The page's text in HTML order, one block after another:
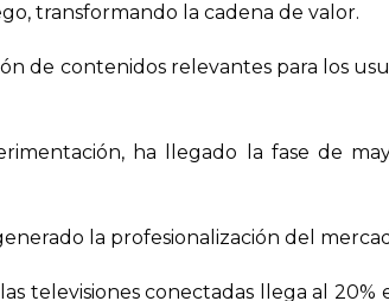
transformando la cadena de valor.
de contenidos relevantes para los
ha llegado la fase de
la profesionalización del
televisiones conectadas llega al 20%